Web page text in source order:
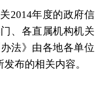
2014年度的政府信
、各直属机构机关
法》由各地各单位
布的相关内容。